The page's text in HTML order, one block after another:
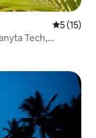
5 (15)
Tech,